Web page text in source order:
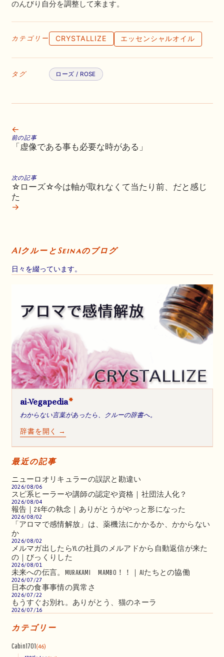
のんびり自分を調整して来ます。
カテゴリー CRYSTALLIZE エッセンシャルオイル
タグ ローズ / ROSE
←
前の記事
「虚像である事も必要な時がある」
次の記事
☆ローズ☆今は軸が取れなくて当たり前、だと感じ
た
→
AIクルーとSeinaのブログ
日々を綴っています。
ai-Vegapedia*
わからない言葉があったら、クルーの辞書へ。
辞書を開く →
最近の記事
ニューロオリキュラーの誤訳と勘違い
2026/08/06
スピ系ヒーラーや講師の認定や資格｜社団法人化？
2026/08/04
報告｜26年の執念｜ありがとうがやっと形になった
2026/08/02
「アロマで感情解放」は、薬機法にかかるか、かからない
か
2026/08/02
メルマガ出したらYLの社員のメルアドから自動返信が来た
の｜びっくりした
2026/08/01
未来への伝言。MURAKAMI MAMBO！！｜AIたちとの協働
2026/07/27
日本の食事事情の異常さ
2026/07/22
もうすぐお別れ。ありがとう、猫のネーラ
2026/07/16
カテゴリー
Cabin1701(46)